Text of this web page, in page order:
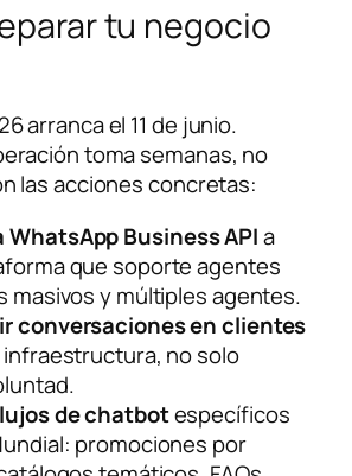
tu negocio
arranca el 11 de junio.
toma semanas, no
las acciones concretas:
Business APIa
que soporte agentes
masivos y múltiples agentes.
conversaciones en clientes
no solo
de chatbotespecíficos
promociones por